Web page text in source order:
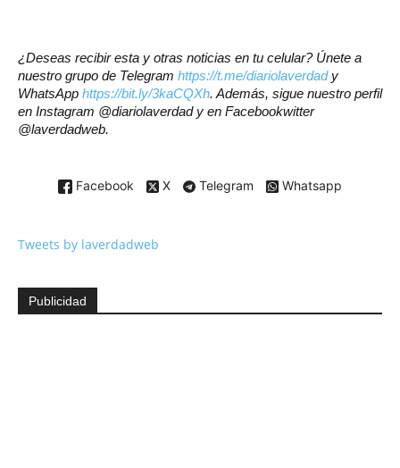
¿Deseas recibir esta y otras noticias en tu celular? Únete a
nuestro grupo de Telegram https://t.me/diariolaverdady
WhatsApp https://bit.ly/3kaCQXh. Además, sigue nuestro perfil
en Instagram @diariolaverdad y en Facebookwitter
@laverdadweb.
Facebook X Telegram Whatsapp
Tweets by laverdadweb
Publicidad